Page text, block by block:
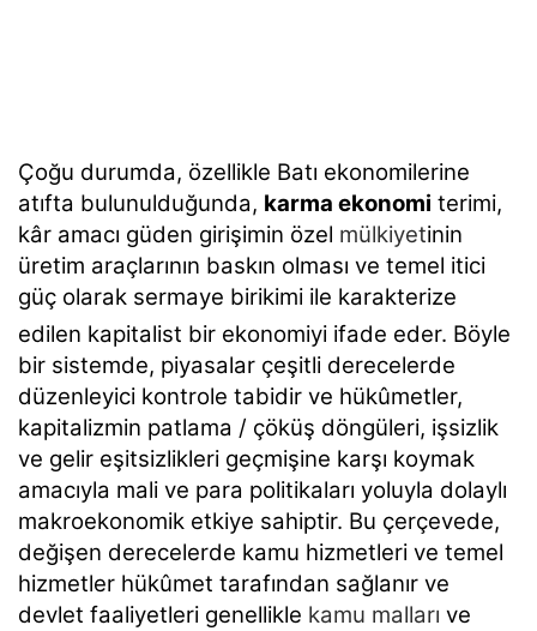
Çoğu durumda, özellikle Batı ekonomilerine
atıfta bulunulduğunda, karma ekonomi terimi,
kâr amacı güden girişimin özel mülkiyetinin
üretim araçlarının baskın olması ve temel itici
güç olarak sermaye birikimi ile karakterize
edilen kapitalist bir ekonomiyi ifade eder. Böyle
bir sistemde, piyasalar çeşitli derecelerde
düzenleyici kontrole tabidir ve hükûmetler,
kapitalizmin patlama / çöküş döngüleri, işsizlik
ve gelir eşitsizlikleri geçmişine karşı koymak
amacıyla mali ve para politikaları yoluyla dolaylı
makroekonomik etkiye sahiptir. Bu çerçevede,
değişen derecelerde kamu hizmetleri ve temel
hizmetler hükûmet tarafından sağlanır ve
devlet faaliyetleri genellikle kamu malları ve